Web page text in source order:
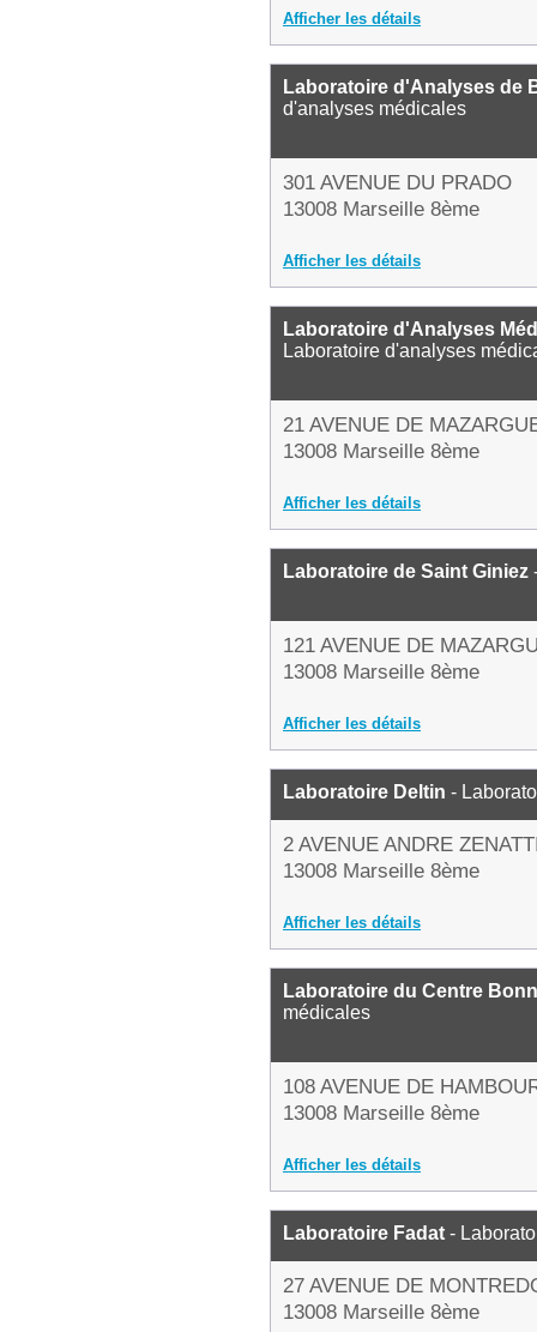
Afficher les détails
Laboratoire d'Analyses de
d'analyses médicales
301 AVENUE DU PRADO
13008 Marseille 8ème
Afficher les détails
Laboratoire d'Analyses
Laboratoire d'analyses
21 AVENUE DE
13008 Marseille 8ème
Afficher les détails
Laboratoire de Saint Giniez
121 AVENUE DE
13008 Marseille 8ème
Afficher les détails
Laboratoire Deltin -
2 AVENUE ANDRE
13008 Marseille 8ème
Afficher les détails
Laboratoire du Centre
médicales
108 AVENUE DE
13008 Marseille 8ème
Afficher les détails
Laboratoire Fadat -
27 AVENUE DE
13008 Marseille 8ème